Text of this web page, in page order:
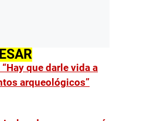
que darle vida a
arqueológicos”